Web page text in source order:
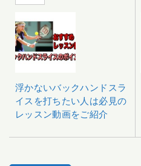
浮かないバックハンドスラ
イスを打ちたい人は必見の
レッスン動画をご紹介